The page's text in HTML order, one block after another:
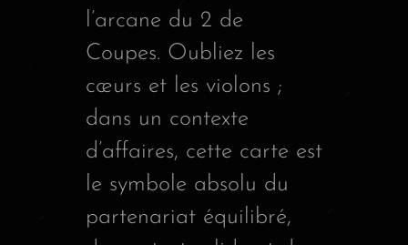
l’arcane du 2 de
Coupes. Oubliez les
cœurs et les violons ;
dans un contexte
d’affaires, cette carte est
le symbole absolu du
partenariat équilibré,